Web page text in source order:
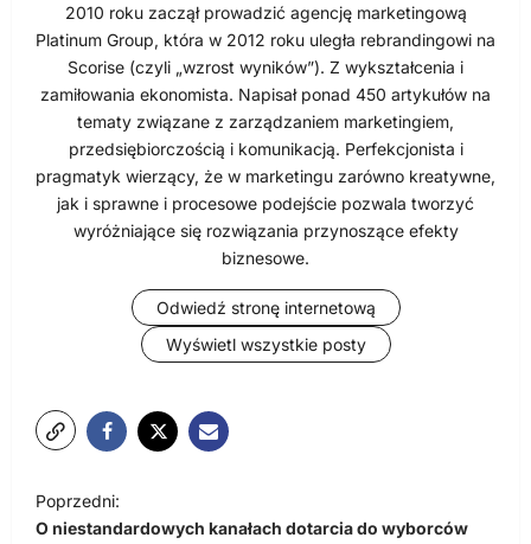
2010 roku zaczął prowadzić agencję marketingową
Platinum Group, która w 2012 roku uległa rebrandingowi na
Scorise (czyli „wzrost wyników”). Z wykształcenia i
zamiłowania ekonomista. Napisał ponad 450 artykułów na
tematy związane z zarządzaniem marketingiem,
przedsiębiorczością i komunikacją. Perfekcjonista i
pragmatyk wierzący, że w marketingu zarówno kreatywne,
jak i sprawne i procesowe podejście pozwala tworzyć
wyróżniające się rozwiązania przynoszące efekty
biznesowe.
Odwiedź stronę internetową
Wyświetl wszystkie posty
N
a
Poprzedni:
O niestandardowych kanałach dotarcia do wyborców